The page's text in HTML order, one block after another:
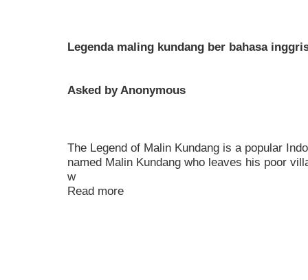
Legenda maling kundang ber bahasa
Asked by Anonymous
The Legend of Malin Kundang is a popular
named Malin Kundang who leaves his poor
w
Read more